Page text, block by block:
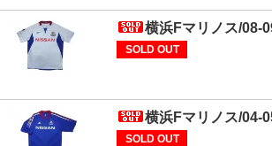
横浜Fマリノス/08-
SOLD OUT
横浜Fマリノス/04-
SOLD OUT